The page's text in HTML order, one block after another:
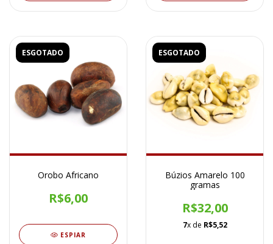
ESGOTADO
Orobo Africano
R$6,00
ESPIAR
ESGOTADO
Búzios Amarelo 100
gramas
R$32,00
7x de R$5,52